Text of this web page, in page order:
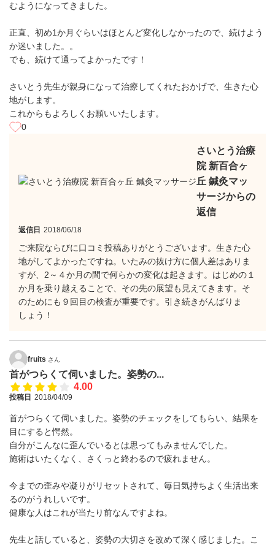
むようになってきました。
正直、初め1か月ぐらいはほとんど変化しなかったので、続けよう
か迷いました。。
でも、続けて通ってよかったです！
さいとう先生が親身になって治療してくれたおかげで、生きた心
地がします。
これからもよろしくお願いいたします。
0
さいとう治療
院 新百合ヶ
丘 鍼灸マッ
サージからの
返信
返信日 2018/06/18
ご来院ならびに口コミ投稿ありがとうございます。生きた心
地がしてよかったですね。いたみの抜け方に個人差はありま
すが、2～４か月の間で何らかの変化は起きます。はじめの１
か月を乗り越えることで、その先の展望も見えてきます。そ
のためにも９回目の検査が重要です。引き続きがんばりま
しょう！
fruits さん
首がつらくて伺いました。姿勢の...
4.00
投稿日 2018/04/09
首がつらくて伺いました。姿勢のチェックをしてもらい、結果を
目にすると愕然。
自分がこんなに歪んでいるとは思ってもみませんでした。
施術はいたくなく、さくっと終わるので疲れません。
今までの歪みや凝りがリセットされて、毎日気持ちよく生活出来
るのがうれしいです。
健康な人はこれが当たり前なんですよね。
先生と話していると、姿勢の大切さを改めて深く感じました。こ